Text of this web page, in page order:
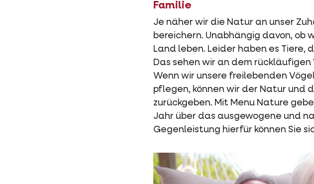
Familie
Je näher wir die Natur an unser
bereichern. Unabhängig davon,
Land leben. Leider haben es Tiere,
Das sehen wir an dem
Wenn wir unsere freilebenden
pflegen, können wir der Natur und
zurückgeben. Mit Menu Nature
Jahr über das ausgewogene und
Gegenleistung hierfür können Sie